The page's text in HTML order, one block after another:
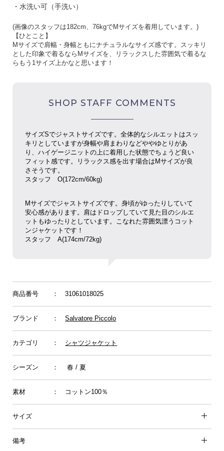
・水洗い可（手洗い）
(画像のスタッフは182cm、 76kgでMサイズを着用しています。 )
【ひとこと】
Mサイズで肩幅・身幅ともにナチュラルなサイズ感です。スッキリ
とした印象で着るならMサイズを、リラックスした雰囲気で着るな
らもう1サイズ上かなと思います！
SHOP STAFF COMMENTS
サイズSでジャストサイズです。全体的なシルエットはスッ
キリとしていますが身幅や肩まわりなどややゆとりがあ
り、ハイゲージニットの上に着用した状態でちょうど良い
フィット感です。リラックス感を出す場合はMサイズが良
さそうです。
スタッフ O(172cm/60kg)
Mサイズでジャストサイズです。身頃がゆったりしていて
安心感があります。肩はドロップしていて見た目のシルエ
ットもゆったりとしています。こなれた雰囲気漂うコット
ンジャケットです！
スタッフ A(174cm/72kg)
商品番号 ： 31061018025
ブランド ：Salvatore Piccolo
カテゴリ ： シャツジャケット
シーズン ： 春 / 夏
素材 ： コットン100％
サイズ
備考